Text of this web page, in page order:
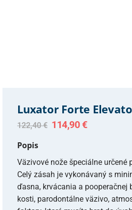
Luxator Forte
122,40€ Original
price
114,90 €Current
Popis
Väzivové nože špeciálne určené
Celý zásah je vykonávaný s
ďasna, krvácania a pooperačnej
kosti, parodontálne väzivo,